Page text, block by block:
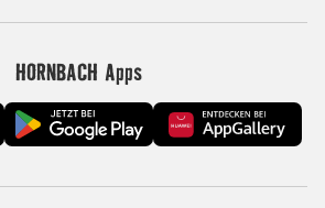
HORNBACH Apps